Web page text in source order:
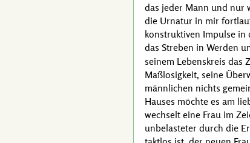
das jeder Mann und nur
die Urnatur in mir
konstruktiven Impulse in
das Streben in Werden
seinem Lebenskreis das
Maßlosigkeit, seine
männlichen nichts
Hauses möchte es am
wechselt eine Frau im
unbelasteter durch die